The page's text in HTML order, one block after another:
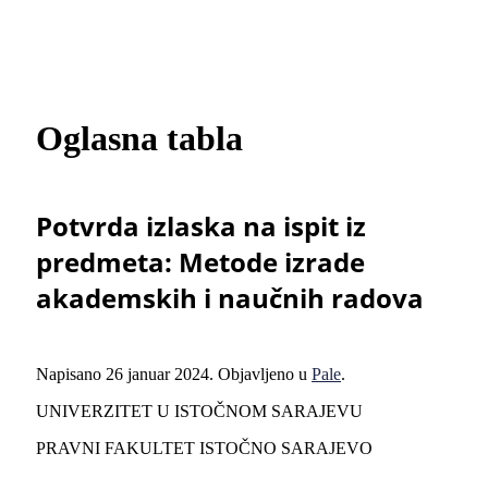
Oglasna tabla
Potvrda izlaska na ispit iz
predmeta: Metode izrade
akademskih i naučnih radova
Napisano 26 januar 2024. Objavljeno u Pale.
UNIVERZITET U ISTOČNOM SARAJEVU
PRAVNI FAKULTET ISTOČNO SARAJEVO